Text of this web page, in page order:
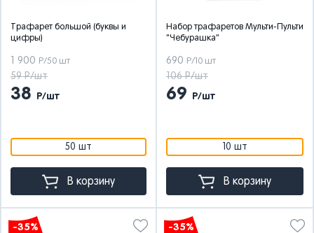
Трафарет большой (буквы и
цифры)
1 900 Р/50 шт
59 Р/шт
38 Р/шт
50 шт
В корзину
Набор трафаретов Мульти-Пульти
"Чебурашка"
690 Р/10 шт
106 Р/шт
69 Р/шт
10 шт
В корзину
-35% -35%